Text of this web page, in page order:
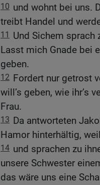
10 und wohnt bei uns.
treibt Handel und
11
Und Sichem sprach
Lasst mich Gnade bei
geben.
12 Fordert nur getrost
will’s geben, wie ihr’s
Frau.
13 Da antworteten
Hamor hinterhältig,
14 und sprachen zu
unsere Schwester
das wäre uns eine